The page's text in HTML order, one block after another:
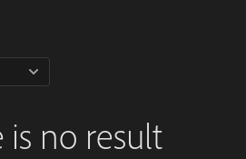
is no result